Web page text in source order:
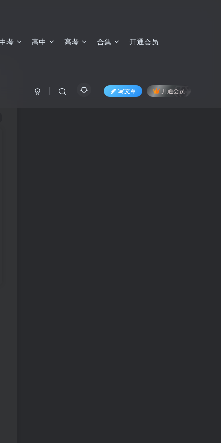
考 高中 高考 合集 开通会员
写文章 开通会员